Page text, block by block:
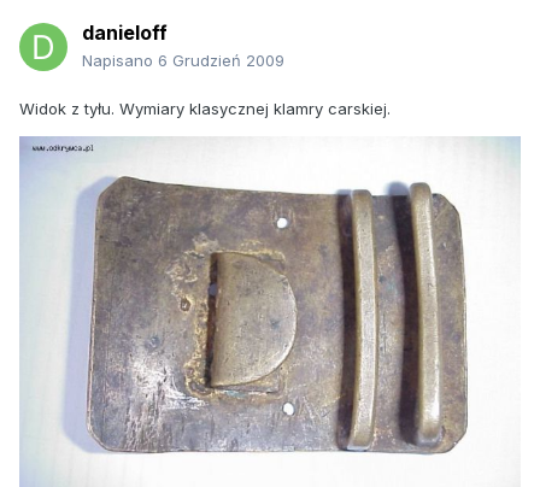
danieloff
Napisano 6 Grudzień 2009
Widok z tyłu. Wymiary klasycznej klamry carskiej.